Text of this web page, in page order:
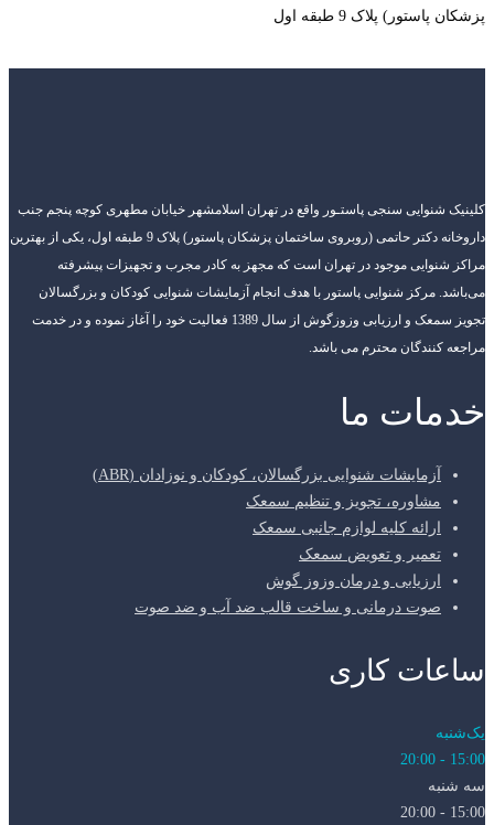
پزشکان پاستور) پلاک 9 طبقه اول
کلینیک شنوایی سنجی پاستـور واقع در تهران اسلامشهر خیابان مطهری کوچه پنجم جنب
داروخانه دکتر حاتمی (روبروی ساختمان پزشکان پاستور) پلاک 9 طبقه اول، یکی از بهترین
مراکز شنوایی موجود در تهران است که مجهز به کادر مجرب و تجهیزات پیشرفته
می‌باشد. مرکز شنوایی پاستور با هدف انجام آزمایشات شنوایی کودکان و بزرگسالان
تجویز سمعک و ارزیابی وزوزگوش از سال 1389 فعالیت خود را آغاز نموده و در خدمت
مراجعه کنندگان محترم می باشد.
خدمات ما
آزمایشات شنوایی بزرگسالان، کودکان و نوزادان (ABR)
مشاوره، تجویز و تنظیم سمعک
ارائه کلیه لوازم جانبی سمعک
تعمیر و تعویض سمعک
ارزیابی و درمان وزوز گوش
صوت درمانی و ساخت قالب ضد آب و ضد صوت
ساعات کاری
یک‌شنبه
15:00 - 20:00
سه شنبه
15:00 - 20:00